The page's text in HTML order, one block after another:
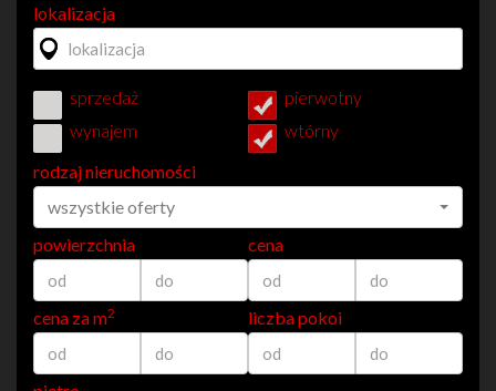
lokalizacja
sprzedaż
wynajem
pierwotny
wtórny
rodzaj nieruchomości
wszystkie oferty
powierzchnia
cena
cena za m2 liczba pokoi